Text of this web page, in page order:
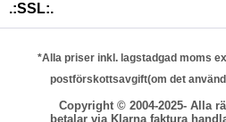
.:SSL:.
*Alla priser inkl. lagstadgad moms
postförskottsavgift(om det
Copyright © 2004-2025- Alla
betalar via Klarna faktura